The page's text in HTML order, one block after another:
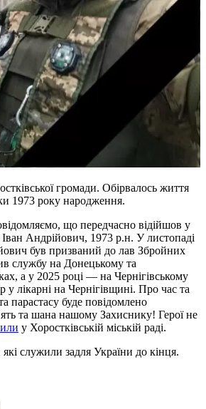
громади. Обірвалось життя
1973 року народження.
що передчасно відійшов у
Іван Андрійович, 1973 р.н. У листопаді
був призваний до лав Збройних
службу на Донецькому та
а у 2025 році — на Чернігівському
лікарні на Чернігівщині. Про час та
парастасу буде повідомлено
та шана нашому Захиснику! Герої не
у Хоростківській міській раді.
служили задля України до кінця.